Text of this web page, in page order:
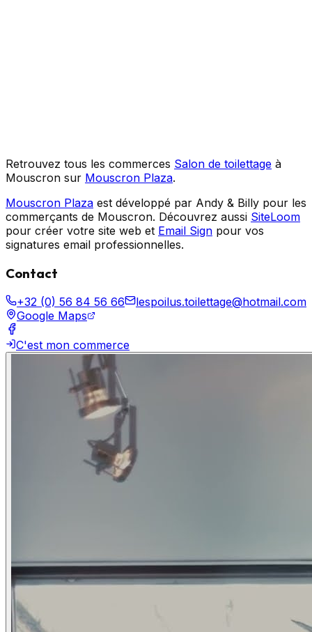
Retrouvez tous les commerces Salon de toilettage à
Mouscron sur Mouscron Plaza.
Mouscron Plaza est développé par Andy & Billy pour les
commerçants de Mouscron. Découvrez aussi SiteLoom
pour créer votre site web et Email Sign pour vos
signatures email professionnelles.
Contact
+32 (0) 56 84 56 66
lespoilus.toilettage@hotmail.com
Google Maps
C'est mon commerce